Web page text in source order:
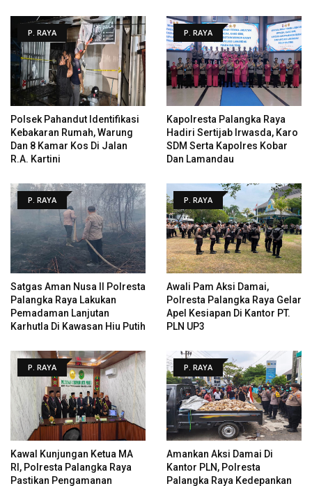
P. RAYA
Polsek Pahandut Identifikasi
Kebakaran Rumah, Warung
Dan 8 Kamar Kos Di Jalan
R.A. Kartini
P. RAYA
Kapolresta Palangka Raya
Hadiri Sertijab Irwasda, Karo
SDM Serta Kapolres Kobar
Dan Lamandau
P. RAYA
Satgas Aman Nusa II Polresta
Palangka Raya Lakukan
Pemadaman Lanjutan
Karhutla Di Kawasan Hiu Putih
P. RAYA
Awali Pam Aksi Damai,
Polresta Palangka Raya Gelar
Apel Kesiapan Di Kantor PT.
PLN UP3
P. RAYA
Kawal Kunjungan Ketua MA
RI, Polresta Palangka Raya
Pastikan Pengamanan
P. RAYA
Amankan Aksi Damai Di
Kantor PLN, Polresta
Palangka Raya Kedepankan